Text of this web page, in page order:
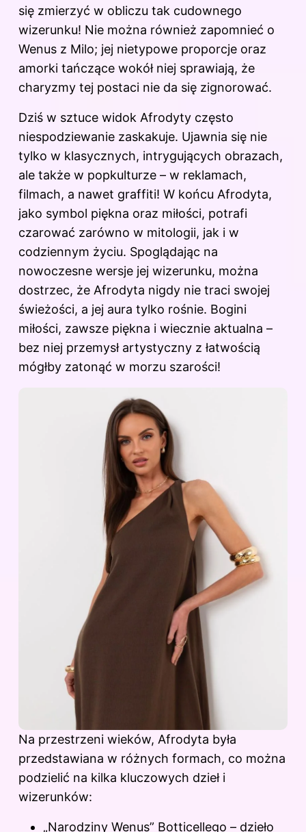
się zmierzyć w obliczu tak cudownego
wizerunku! Nie można również zapomnieć o
Wenus z Milo; jej nietypowe proporcje oraz
amorki tańczące wokół niej sprawiają, że
charyzmy tej postaci nie da się zignorować.
Dziś w sztuce widok Afrodyty często
niespodziewanie zaskakuje. Ujawnia się nie
tylko w klasycznych, intrygujących obrazach,
ale także w popkulturze – w reklamach,
filmach, a nawet graffiti! W końcu Afrodyta,
jako symbol piękna oraz miłości, potrafi
czarować zarówno w mitologii, jak i w
codziennym życiu. Spoglądając na
nowoczesne wersje jej wizerunku, można
dostrzec, że Afrodyta nigdy nie traci swojej
świeżości, a jej aura tylko rośnie. Bogini
miłości, zawsze piękna i wiecznie aktualna –
bez niej przemysł artystyczny z łatwością
mógłby zatonąć w morzu szarości!
Na przestrzeni wieków, Afrodyta była
przedstawiana w różnych formach, co można
podzielić na kilka kluczowych dzieł i
wizerunków:
„Narodziny Wenus” Botticellego – dzieło